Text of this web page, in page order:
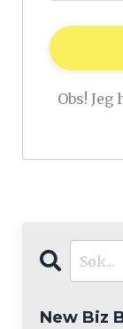
Obs!
New Biz